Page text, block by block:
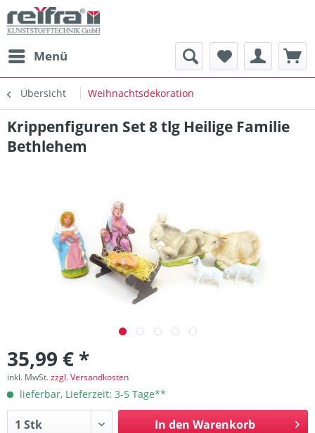
Menü
Übersicht Weihnachtsdekoration
Krippenfiguren Set 8 tlg Heilige Familie
Bethlehem
35,99 € *
inkl. MwSt.zzgl. Versandkosten
lieferbar, Lieferzeit: 3-5 Tage**
In den Warenkorb